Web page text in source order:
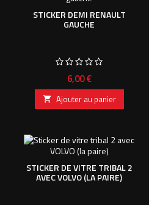
STICKER DEMI RENAULT
GAUCHE
Prix
6,00 €
 Ajouter au panier
STICKER DE VITRE TRIBAL 2
AVEC VOLVO (LA PAIRE)